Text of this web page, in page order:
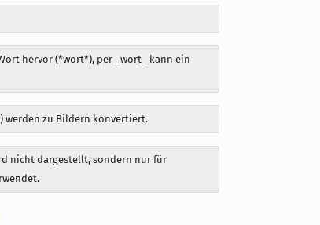
hervor (*wort*), per _wort_ kann ein
werden zu Bildern konvertiert.
nicht dargestellt, sondern nur für